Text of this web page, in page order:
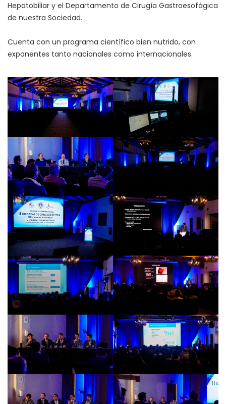
Hepatobiliar y el Departamento de Cirugía Gastroesofágica
de nuestra Sociedad.
Cuenta con un programa científico bien nutrido, con
exponentes tanto nacionales como internacionales.